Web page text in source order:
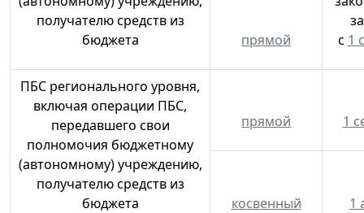
получателю средств из
бюджета
прямой
с 1
ПБС регионального уровня,
включая операции ПБС,
передавшего свои
полномочия бюджетному
(автономному) учреждению,
получателю средств из
бюджета
прямой 1
косвенный 1